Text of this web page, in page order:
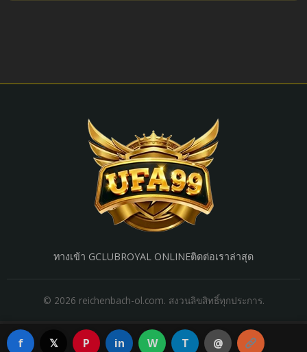
ทางเข้า GCLUBROYAL ONLINEติดต่อเราล่าสุด
© 2026 reichenbach-ol.com. สงวนลิขสิทธิ์ทุกประการ.
f 𝕏 P in W T @